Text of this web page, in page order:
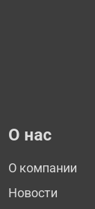
О нас
О компании
Новости